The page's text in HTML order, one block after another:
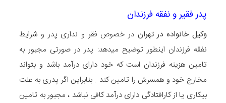
پدر فقیر و نفقه فرزندان
وکیل خانواده در تهران در خصوص فقر و نداری پدر و شرایط
نفقه فرزندان اینطور توضیح میدهد: پدر در صورتی مجبور به
تامین هزینه فرزندان است که خود دارای درآمد باشد و بتواند
مخارج خود و همسرش را تامین کند . بنابراین اگر پدری به علت
بیکاری یا از کارافتادگی دارای درآمد کافی نباشد ، مجبور به تامین